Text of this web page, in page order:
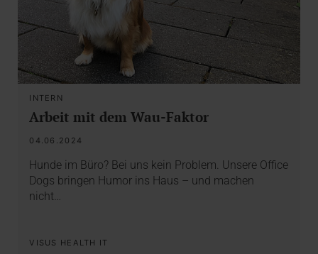
INTERN
Arbeit mit dem Wau-Faktor
04.06.2024
Hunde im Büro? Bei uns kein Problem. Unsere Office
Dogs bringen Humor ins Haus – und machen
nicht…
VISUS HEALTH IT